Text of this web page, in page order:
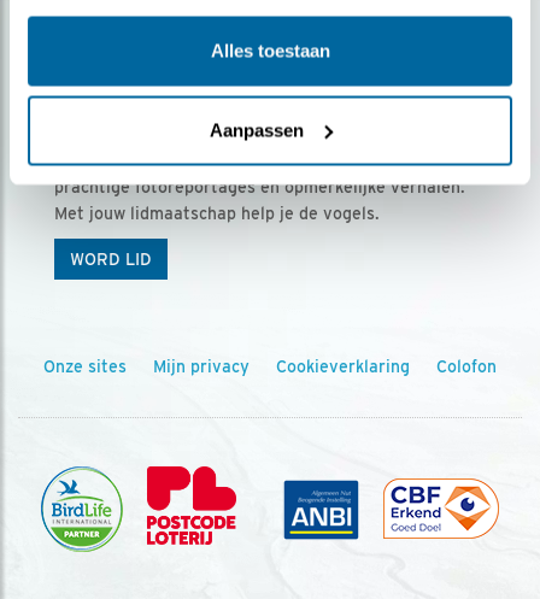
Alles toestaan
Aanpassen
Ontvang 5 x Vogels voor € 36,00 per jaar
Vogels is het tijdschrift voor onze leden, met
prachtige fotoreportages en opmerkelijke verhalen.
Met jouw lidmaatschap help je de vogels.
WORD LID
Onze sites Mijn privacy Cookieverklaring Colofon